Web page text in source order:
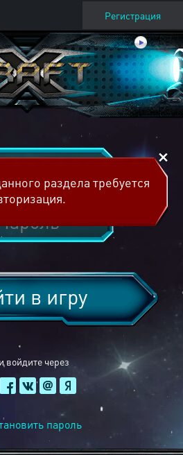
Регистрация
войдите через
в игру
пароль
раздела требуется